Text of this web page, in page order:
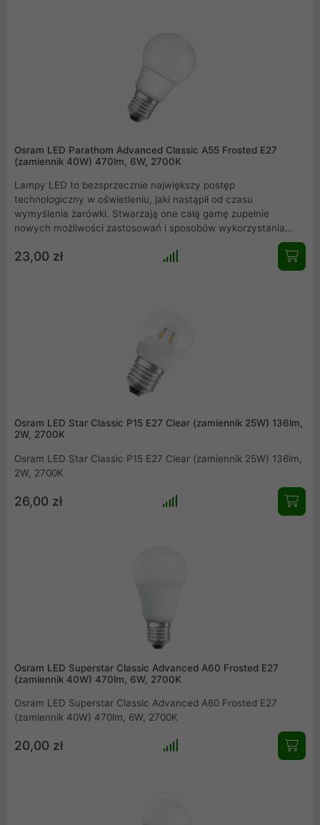
Osram LED Parathom Advanced Classic A55 Frosted E27
(zamiennik 40W) 470lm, 6W, 2700K
Lampy LED to bezsprzecznie największy postęp
technologiczny w oświetleniu, jaki nastąpił od czasu
wymyślenia żarówki. Stwarzają one całą gamę zupełnie
nowych możliwości zastosowań i sposobów wykorzystania
sztucznego oświetlenia, by polepszyć jakość życia ludzi. LEDy
zużywają mniej energii w porównaniu do tradycyjnych lamp,
mają dłuższą żywotność i nie wymagają tak częstej wymiany.
23,00 zł
Osram LED Star Classic P15 E27 Clear (zamiennik 25W) 136lm,
2W, 2700K
Osram LED Star Classic P15 E27 Clear (zamiennik 25W) 136lm,
2W, 2700K
26,00 zł
Osram LED Superstar Classic Advanced A60 Frosted E27
(zamiennik 40W) 470lm, 6W, 2700K
Osram LED Superstar Classic Advanced A60 Frosted E27
(zamiennik 40W) 470lm, 6W, 2700K
20,00 zł